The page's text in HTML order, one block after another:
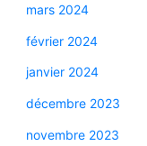
mars 2024
février 2024
janvier 2024
décembre 2023
novembre 2023